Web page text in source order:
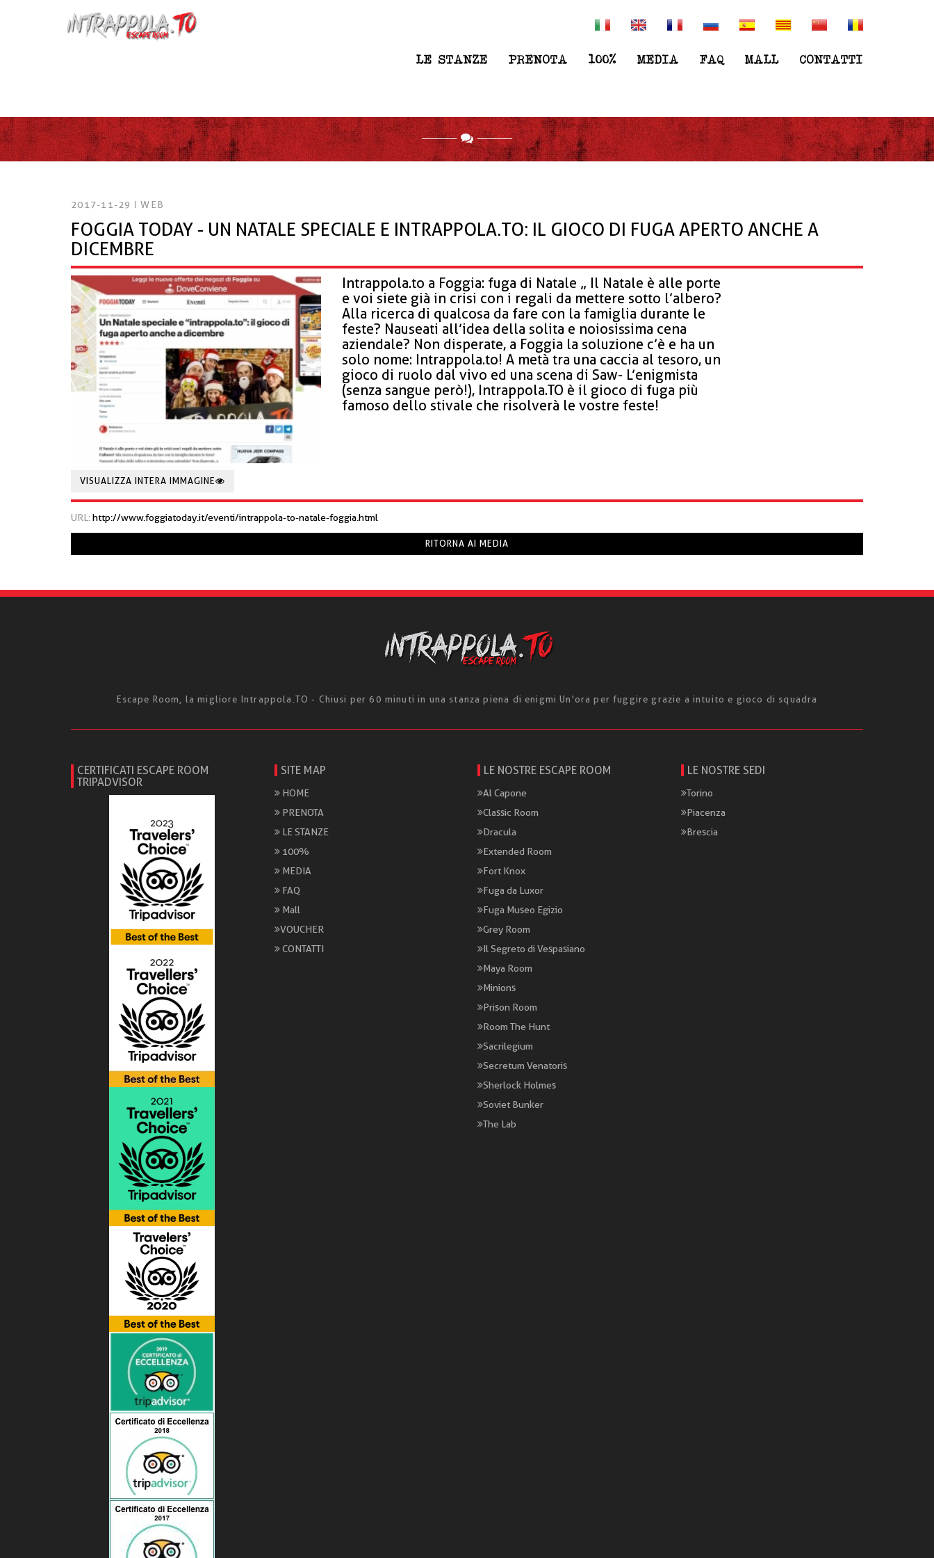
"contactPoint": [ { "@type": "ContactPoint", "telephone": "+393347733737", "contactType": "customer service" } ] }
LE STANZE PRENOTA 100% MEDIA FAQ MALL CONTATTI
2017-11-29 ‖WEB
FOGGIA TODAY - UN NATALE SPECIALE E INTRAPPOLA.TO: IL GIOCO DI FUGA APERTO ANCHE A
DICEMBRE
VISUALIZZA INTERA IMMAGINE
Intrappola.to a Foggia: fuga di Natale „ Il Natale è alle porte
e voi siete già in crisi con i regali da mettere sotto l’albero?
Alla ricerca di qualcosa da fare con la famiglia durante le
feste? Nauseati all’idea della solita e noiosissima cena
aziendale? Non disperate, a Foggia la soluzione c’è e ha un
solo nome: Intrappola.to! A metà tra una caccia al tesoro, un
gioco di ruolo dal vivo ed una scena di Saw- L’enigmista
(senza sangue però!), Intrappola.TO è il gioco di fuga più
famoso dello stivale che risolverà le vostre feste!
URL:http://www.foggiatoday.it/eventi/intrappola-to-natale-foggia.html
RITORNA AI MEDIA
Escape Room, la migliore Intrappola.TO - Chiusi per 60 minuti in una stanza piena di enigmi Un'ora per fuggire grazie a intuito e gioco di squadra
CERTIFICATI ESCAPE ROOM
TRIPADVISOR
SITE MAP
HOME
PRENOTA
LE STANZE
100%
MEDIA
FAQ
Mall
VOUCHER
CONTATTI
LE NOSTRE ESCAPE ROOM
Al Capone
Classic Room
Dracula
Extended Room
Fort Knox
Fuga da Luxor
Fuga Museo Egizio
Grey Room
Il Segreto di Vespasiano
Maya Room
Minions
Prison Room
Room The Hunt
Sacrilegium
Secretum Venatoris
Sherlock Holmes
Soviet Bunker
The Lab
LE NOSTRE SEDI
Torino
Piacenza
Brescia